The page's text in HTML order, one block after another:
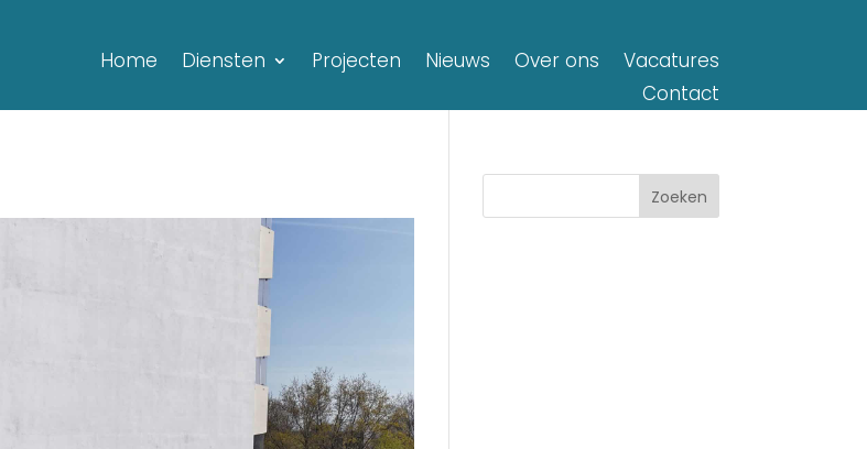
Home Diensten Projecten Nieuws Over ons
Vacatures
Contact
Zoeken